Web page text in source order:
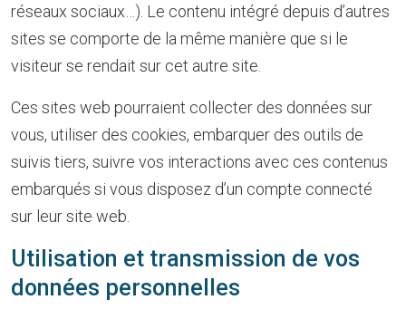
réseaux sociaux…). Le contenu intégré depuis d’autres
sites se comporte de la même manière que si le
visiteur se rendait sur cet autre site.
Ces sites web pourraient collecter des données sur
vous, utiliser des cookies, embarquer des outils de
suivis tiers, suivre vos interactions avec ces contenus
embarqués si vous disposez d’un compte connecté
sur leur site web.
Utilisation et transmission de vos
données personnelles